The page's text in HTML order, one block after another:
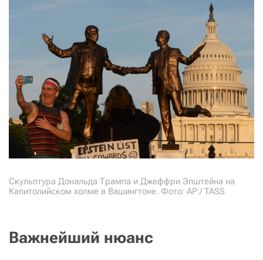
Скульптура Дональда Трампа и Джеффри Эпштейна на
Капитолийском холме в Вашингтоне. Фото: AP / TASS
Важнейший нюанс